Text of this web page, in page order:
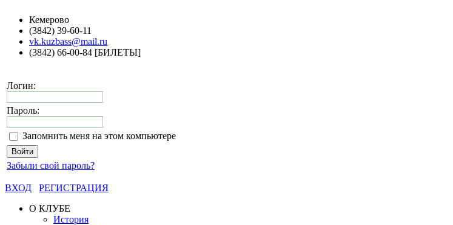
Кемерово
(3842) 39-60-11
vk.kuzbass@mail.ru
(3842) 66-00-84 [БИЛЕТЫ]
Логин:
Пароль:
Запомнить меня на этом компьютере
Забыли свой пароль?
ВХОД
РЕГИСТРАЦИЯ
О КЛУБЕ
История